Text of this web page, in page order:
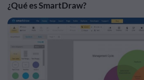
¿Qué es SmartDraw?